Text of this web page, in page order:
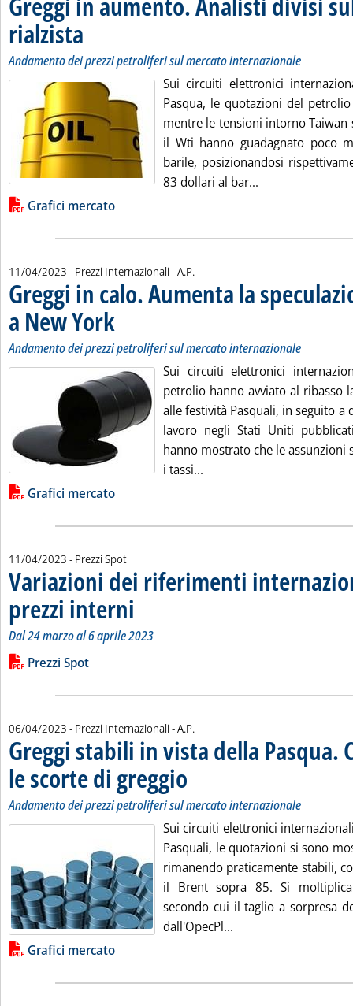
rialzista
Andamento dei prezzi petroliferi sul mercato internazionale
Sui circuiti elettronici
Pasqua, le quotazioni del
mentre le tensioni intorno Taiwan
il Wti hanno guadagnato poco
barile, posizionandosi
83 dollari al bar...
Lista allegati PDF alla notizia
Grafici mercato
11/04/2023 - Prezzi Internazionali -di:
A.P.
Greggi in calo. Aumenta la
a New York. Sottotitolo: Andamento dei prezzi petroliferi sul mercato
. Pubblicata martedì 11 aprile 2023 alle 16.5.
Andamento dei prezzi petroliferi sul mercato internazionale
Sui circuiti elettronici
petrolio hanno avviato al ribasso
alle festività Pasquali, in seguito
lavoro negli Stati Uniti
hanno mostrato che le assunzioni
i tassi...
Lista allegati PDF alla notizia
Grafici mercato
11/04/2023 - Prezzi Spot
Variazioni dei riferimenti
prezzi interni
Dal 24 marzo al 6 aprile 2023
Leggi tutta la notizia: 'Variazioni dei riferimenti
Lista allegati PDF alla notizia
Prezzi Spot
06/04/2023 - Prezzi Internazionali -di:
A.P.
Greggi stabili in vista della Pasqua.
le scorte di greggio . Sottotitolo: Andamento dei prezzi
. Pubblicata giovedì 06 aprile 2023 alle
Andamento dei prezzi petroliferi sul mercato internazionale
Sui circuiti elettronici
Pasquali, le quotazioni si sono
rimanendo praticamente stabili,
il Brent sopra 85. Si
secondo cui il taglio a sorpresa
dall'OpecPl...
Lista allegati PDF alla notizia
Grafici mercato